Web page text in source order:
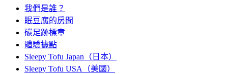
我們是誰？
眠豆腐的房間
碳足跡標章
體驗據點
Sleepy Tofu Japan（日本）
Sleepy Tofu USA（美國）